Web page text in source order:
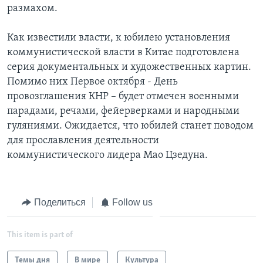
СОЦИАЛЬНЫЕ СЕТИ
Языки
размахом.
Как известили власти, к юбилею установления
коммунистической власти в Китае подготовлена
серия документальных и художественных картин.
Помимо них Первое октября - День
провозглашения КНР – будет отмечен военными
парадами, речами, фейерверками и народными
гуляниями. Ожидается, что юбилей станет поводом
для прославления деятельности
коммунистического лидера Мао Цзедуна.
Поделиться Follow us
This item is part of
Темы дня В мире Культура